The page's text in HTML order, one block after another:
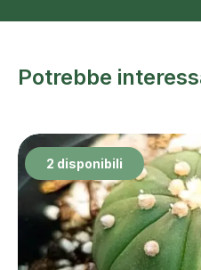
Potrebbe
2 disponibili